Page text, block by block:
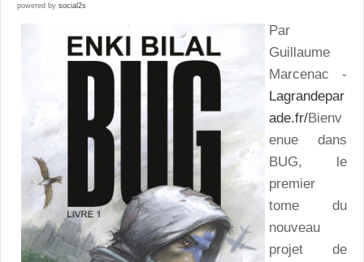
powered by social2s
Par
Guillaume
Marcenac -
Lagrandepar
ade.fr/Bienv
enue dans
BUG, le
premier
tome du
nouveau
projet de